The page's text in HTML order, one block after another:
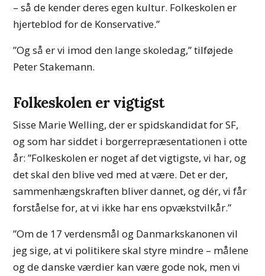
– så de kender deres egen kultur. Folkeskolen er
hjerteblod for de Konservative.”
”Og så er vi imod den lange skoledag,” tilføjede
Peter Stakemann.
Folkeskolen er vigtigst
Sisse Marie Welling, der er spidskandidat for SF,
og som har siddet i borgerrepræsentationen i otte
år: ”Folkeskolen er noget af det vigtigste, vi har, og
det skal den blive ved med at være. Det er der,
sammenhængskraften bliver dannet, og dér, vi får
forståelse for, at vi ikke har ens opvækstvilkår.”
”Om de 17 verdensmål og Danmarkskanonen vil
jeg sige, at vi politikere skal styre mindre – målene
og de danske værdier kan være gode nok, men vi